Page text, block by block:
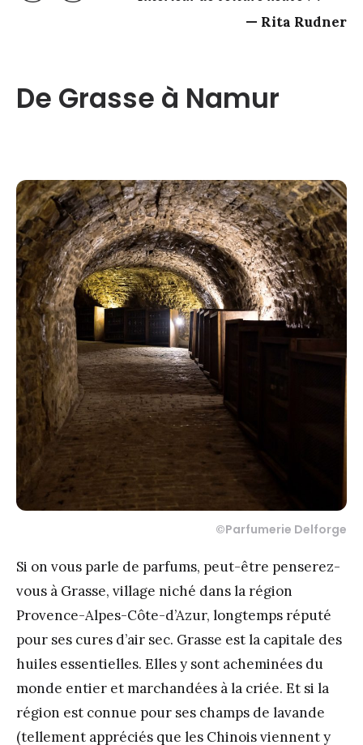
Rita Rudner
De Grasse à Namur
©Parfumerie Delforge
Si on vous parle de parfums, peut-être penserez-
vous à Grasse, village niché dans la région
Provence-Alpes-Côte-d’Azur, longtemps réputé
pour ses cures d’air sec. Grasse est la capitale des
huiles essentielles. Elles y sont acheminées du
monde entier et marchandées à la criée. Et si la
région est connue pour ses champs de lavande
(tellement appréciés que les Chinois viennent y